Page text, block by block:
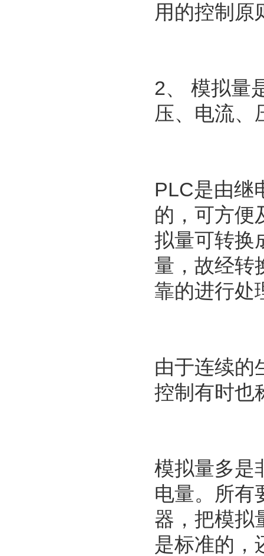
用的控制原
2、 模拟量
压、电流、
PLC是由继
的，可方便
拟量可转换
量，故经转
靠的进行处
由于连续的
控制有时也
模拟量多是
电量。所有
器，把模拟
是标准的，